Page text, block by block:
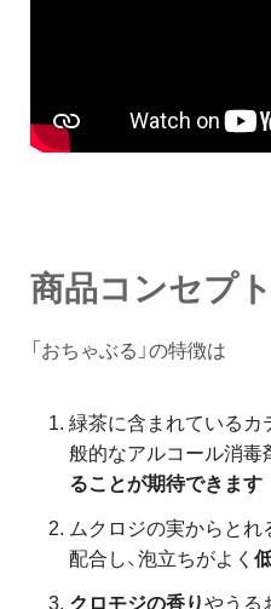
商品コンセプト
「おちゃぶる」の特徴は
緑茶に含まれているカ
般的なアルコール消毒
ることが期待できます
ムクロジの実からと
配合し、泡立ちがよく
クロモジの香りやうる